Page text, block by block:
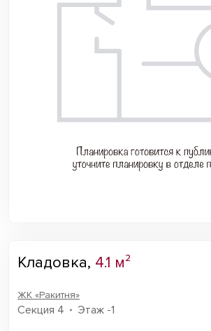
Кладовка, 4.1 м²
ЖК «Ракитня»
Секция 4 Этаж -1